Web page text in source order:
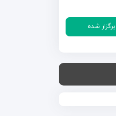
برگزار شده